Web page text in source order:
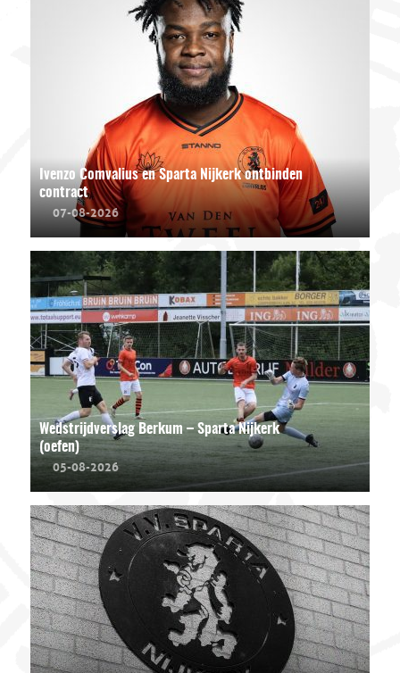
Ivenzo Comvalius en Sparta Nijkerk ontbinden
contract
07-08-2026
Wedstrijdverslag Berkum – Sparta Nijkerk
(oefen)
05-08-2026